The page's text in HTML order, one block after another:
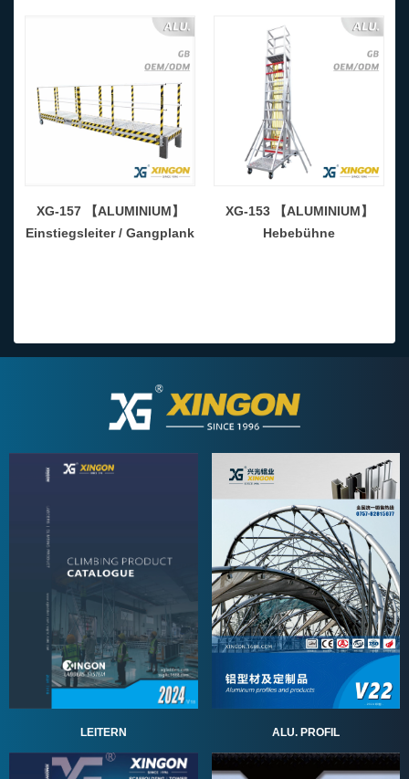
XG-157 【ALUMINIUM】
Einstiegsleiter / Gangplank
XG-153 【ALUMINIUM】
Hebebühne
LEITERN ALU. PROFIL